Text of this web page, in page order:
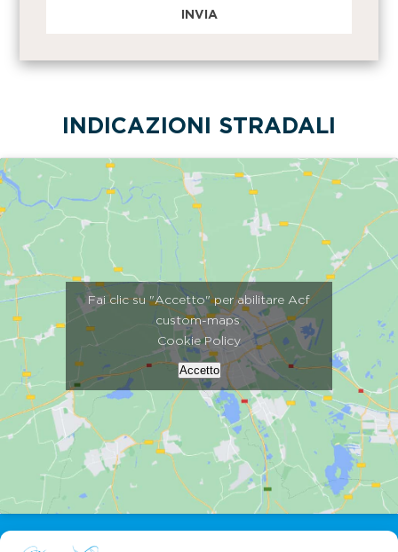
INDICAZIONI STRADALI
Fai clic su "Accetto" per abilitare Acf
custom-maps
Cookie Policy
Accetto